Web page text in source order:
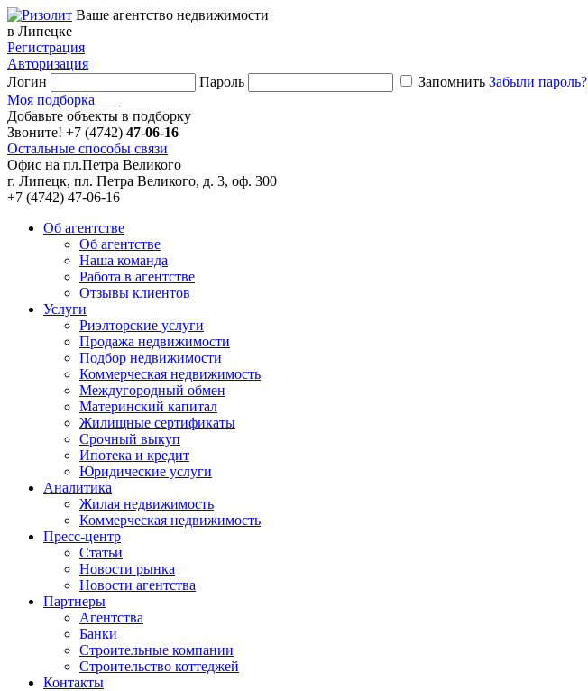
Ваше агентство недвижимости
в Липецке
Регистрация
Авторизация
Логин
Пароль Запомнить Забыли пароль?
Моя подборка
Добавьте объекты в подборку
Звоните! +7 (4742) 47-06-16
Остальные способы связи
Офис на пл.Петра Великого
г. Липецк, пл. Петра Великого, д. 3, оф. 300
+7 (4742) 47-06-16
Об агентстве
Об агентстве
Наша команда
Работа в агентстве
Отзывы клиентов
Услуги
Риэлторские услуги
Продажа недвижимости
Подбор недвижимости
Коммерческая недвижимость
Междугородный обмен
Материнский капитал
Жилищные сертификаты
Срочный выкуп
Ипотека и кредит
Юридические услуги
Аналитика
Жилая недвижимость
Коммерческая недвижимость
Пресс-центр
Статьи
Новости рынка
Новости агентства
Партнеры
Агентства
Банки
Строительные компании
Строительство коттеджей
Контакты